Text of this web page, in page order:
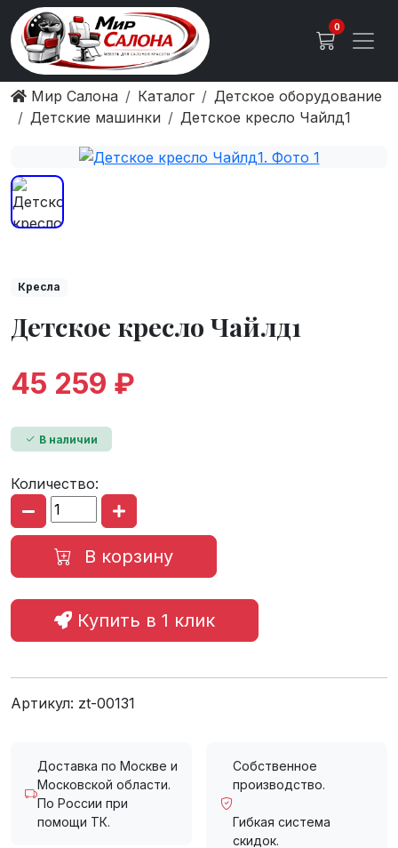
0
Мир Салона Каталог
Детское оборудование
Детские машинки
Детское кресло Чайлд1
Кресла
Детское кресло Чайлд1
45 259 ₽
В наличии
Количество:
В корзину
Купить в 1 клик
Артикул: zt-00131
Доставка по Москве и
Московской области.
По России при
помощи ТК.
Собственное
производство.
Гибкая система
скидок.